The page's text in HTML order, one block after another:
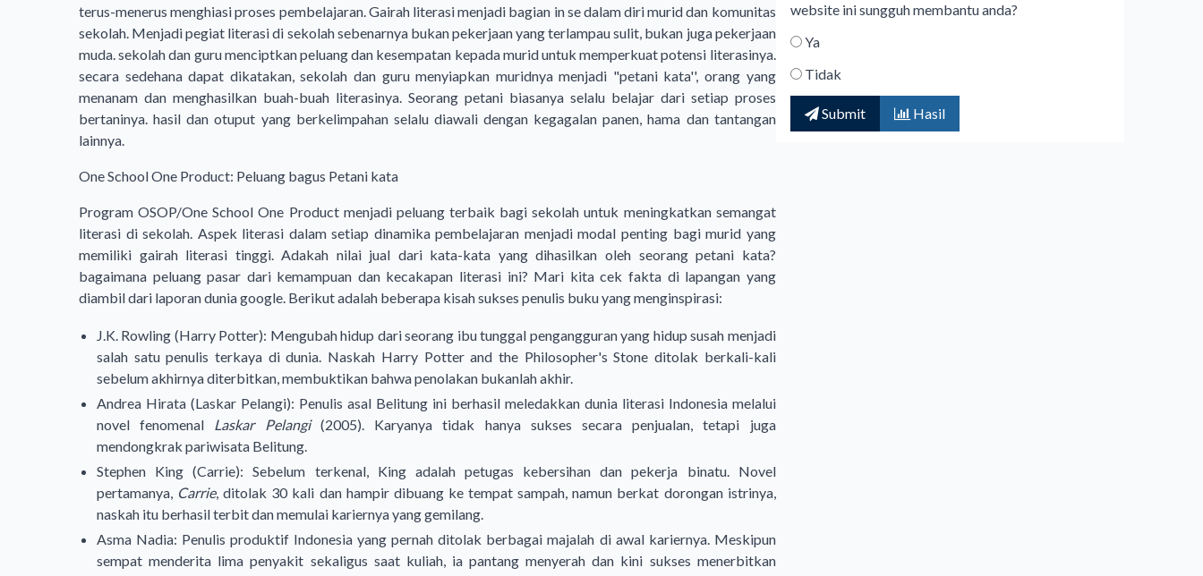
terus-menerus menghiasi proses pembelajaran. Gairah literasi menjadi bagian in se dalam diri murid dan komunitas
sekolah. Menjadi pegiat literasi di sekolah sebenarnya bukan pekerjaan yang terlampau sulit, bukan juga pekerjaan
muda. sekolah dan guru menciptkan peluang dan kesempatan kepada murid untuk memperkuat potensi literasinya.
secara sedehana dapat dikatakan, sekolah dan guru menyiapkan muridnya menjadi "petani kata'', orang yang
menanam dan menghasilkan buah-buah literasinya. Seorang petani biasanya selalu belajar dari setiap proses
bertaninya. hasil dan otuput yang berkelimpahan selalu diawali dengan kegagalan panen, hama dan tantangan
lainnya.
One School One Product: Peluang bagus Petani kata
Program OSOP/One School One Product menjadi peluang terbaik bagi sekolah untuk meningkatkan semangat
literasi di sekolah. Aspek literasi dalam setiap dinamika pembelajaran menjadi modal penting bagi murid yang
memiliki gairah literasi tinggi. Adakah nilai jual dari kata-kata yang dihasilkan oleh seorang petani kata?
bagaimana peluang pasar dari kemampuan dan kecakapan literasi ini? Mari kita cek fakta di lapangan yang
diambil dari laporan dunia google. Berikut adalah beberapa kisah sukses penulis buku yang menginspirasi:
J.K. Rowling (Harry Potter): Mengubah hidup dari seorang ibu tunggal pengangguran yang hidup susah menjadi
salah satu penulis terkaya di dunia. Naskah Harry Potter and the Philosopher's Stone ditolak berkali-kali
sebelum akhirnya diterbitkan, membuktikan bahwa penolakan bukanlah akhir.
Andrea Hirata(Laskar Pelangi): Penulis asal Belitung ini berhasil meledakkan dunia literasi Indonesia melalui
novel fenomenal Laskar Pelangi(2005). Karyanya tidak hanya sukses secara penjualan, tetapi juga
mendongkrak pariwisata Belitung.
Stephen King (Carrie): Sebelum terkenal, King adalah petugas kebersihan dan pekerja binatu. Novel
pertamanya, Carrie, ditolak 30 kali dan hampir dibuang ke tempat sampah, namun berkat dorongan istrinya,
naskah itu berhasil terbit dan memulai kariernya yang gemilang.
Asma Nadia: Penulis produktif Indonesia yang pernah ditolak berbagai majalah di awal kariernya. Meskipun
sempat menderita lima penyakit sekaligus saat kuliah, ia pantang menyerah dan kini sukses menerbitkan
website ini sungguh membantu anda?
Ya
Tidak
Submit Hasil